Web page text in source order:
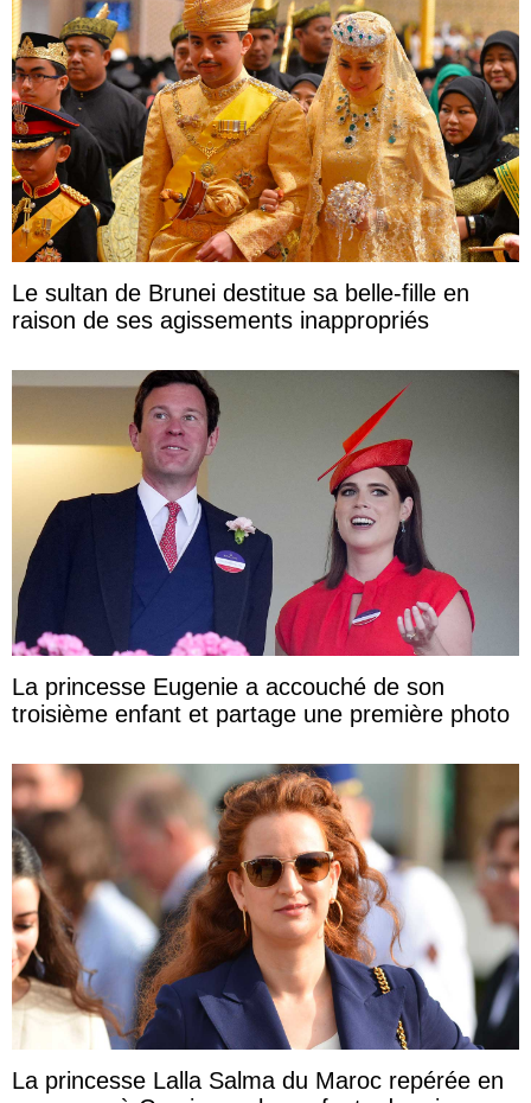
Le sultan de Brunei destitue sa belle-fille en
raison de ses agissements inappropriés
La princesse Eugenie a accouché de son
troisième enfant et partage une première photo
La princesse Lalla Salma du Maroc repérée en